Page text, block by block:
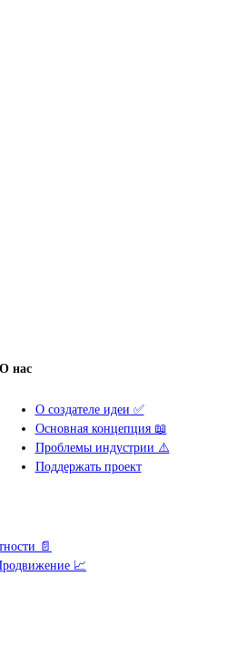
О нас
О создателе идеи ✅
Основная концепция 📖
Проблемы индустрии ⚠️
Поддержать проект
📄
📈